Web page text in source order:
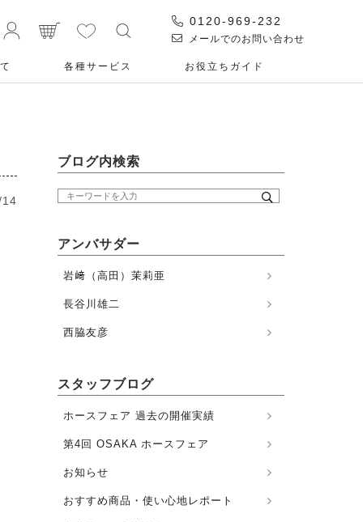
0120-969-232
メールでのお問い合わせ
各種サービス お役⽴ちガイド
ブログ内検索
アンバサダー
岩﨑（高田）茉莉亜
長谷川雄二
西脇友彦
スタッフブログ
ホースフェア 過去の開催実績
第4回 OSAKA ホースフェア
お知らせ
おすすめ商品・使い心地レポート